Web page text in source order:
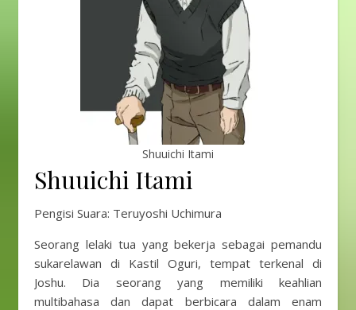
Shuuichi Itami
Shuuichi Itami
Pengisi Suara: Teruyoshi Uchimura
Seorang lelaki tua yang bekerja sebagai pemandu
sukarelawan di Kastil Oguri, tempat terkenal di
Joshu. Dia seorang yang memiliki keahlian
multibahasa dan dapat berbicara dalam enam